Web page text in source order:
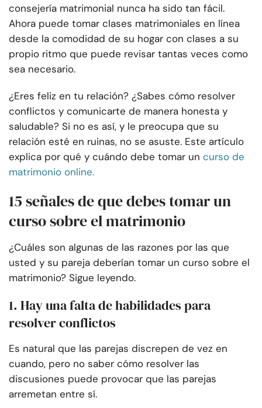
consejería matrimonial nunca ha sido tan fácil.
Ahora puede tomar clases matrimoniales en línea
desde la comodidad de su hogar con clases a su
propio ritmo que puede revisar tantas veces como
sea necesario.
¿Eres feliz en tu relación? ¿Sabes cómo resolver
conflictos y comunicarte de manera honesta y
saludable? Si no es así, y le preocupa que su
relación esté en ruinas, no se asuste. Este artículo
explica por qué y cuándo debe tomar un curso de
matrimonio online.
15 señales de que debes tomar un
curso sobre el matrimonio
¿Cuáles son algunas de las razones por las que
usted y su pareja deberían tomar un curso sobre el
matrimonio? Sigue leyendo.
1. Hay una falta de habilidades para
resolver conflictos
Es natural que las parejas discrepen de vez en
cuando, pero no saber cómo resolver las
discusiones puede provocar que las parejas
arremetan entre sí.